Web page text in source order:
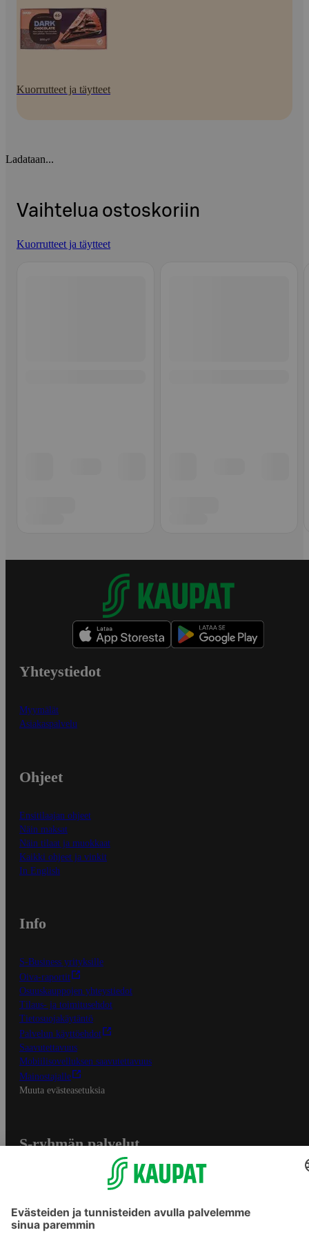
Kuorrutteet ja täytteet
Ladataan...
Vaihtelua ostoskoriin
Kuorrutteet ja täytteet
Yhteystiedot
Myymälät
Asiakaspalvelu
Ohjeet
Ensitilaajan ohjeet
Näin maksat
Näin tilaat ja muokkaat
Kaikki ohjeet ja vinkit
In English
Info
S-Business yrityksille
Oiva-raportit
Osuuskauppojen yhteystiedot
Tilaus- ja toimitusehdot
Tietosuojakäytäntö
Palvelun käyttöehdot
Saavutettavuus
Mobiilisovelluksen saavutettavuus
Mainostajalle
Muuta evästeasetuksia
S-ryhmän palvelut
Yhteishyvä Ruoka -sovellus
S-ostoslista -sovellus